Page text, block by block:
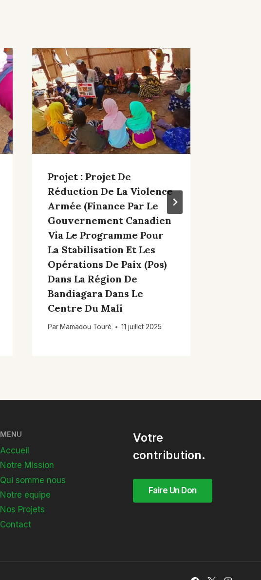
Projet : Projet De
Réduction De La Violence
Armée (finance Par Le
Gouvernement Canadien
Via Le Programme Pour
La Stabilisation Et Les
Opérations De Paix (pos)
Dans La Région De
Bandiagara Dans Le
Centre Du Mali
Par Mamadou Touré 11 juillet 2025
MENU
Accueil
Notre Mission
Qui somme nous
Notre equipe
Nos Projets
Contact
Votre
contribution.